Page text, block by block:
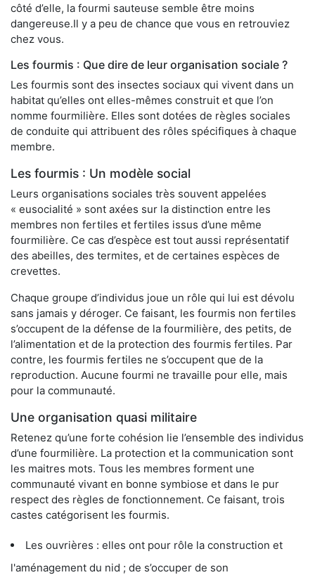
côté d’elle, la fourmi sauteuse semble être moins
dangereuse.Il y a peu de chance que vous en retrouviez
chez vous.
Les fourmis : Que dire de leur organisation sociale ?
Les fourmis sont des insectes sociaux qui vivent dans un
habitat qu’elles ont elles-mêmes construit et que l’on
nomme fourmilière. Elles sont dotées de règles sociales
de conduite qui attribuent des rôles spécifiques à chaque
membre.
Les fourmis : Un modèle social
Leurs organisations sociales très souvent appelées
« eusocialité » sont axées sur la distinction entre les
membres non fertiles et fertiles issus d’une même
fourmilière. Ce cas d’espèce est tout aussi représentatif
des abeilles, des termites, et de certaines espèces de
crevettes.
Chaque groupe d’individus joue un rôle qui lui est dévolu
sans jamais y déroger. Ce faisant, les fourmis non fertiles
s’occupent de la défense de la fourmilière, des petits, de
l’alimentation et de la protection des fourmis fertiles. Par
contre, les fourmis fertiles ne s’occupent que de la
reproduction. Aucune fourmi ne travaille pour elle, mais
pour la communauté.
Une organisation quasi militaire
Retenez qu’une forte cohésion lie l’ensemble des individus
d’une fourmilière. La protection et la communication sont
les maitres mots. Tous les membres forment une
communauté vivant en bonne symbiose et dans le pur
respect des règles de fonctionnement. Ce faisant, trois
castes catégorisent les fourmis.
Les ouvrières : elles ont pour rôle la construction et
l'aménagement du nid ; de s’occuper de son